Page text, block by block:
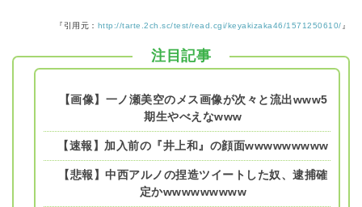
『引用元： http://tarte.2ch.sc/test/read.cgi/keyakizaka46/1571250610/』
注目記事
【画像】一ノ瀬美空のメス画像が次々と流出www5
期生やべえなwww
【速報】加入前の『井上和』の顔面wwwwwwwww
【悲報】中西アルノの捏造ツイートした奴、逮捕確
定かwwwwwwwww